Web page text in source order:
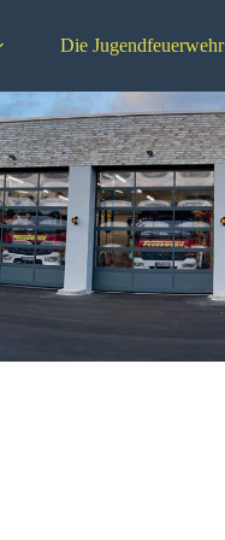
Die Jugendfeuerwehr